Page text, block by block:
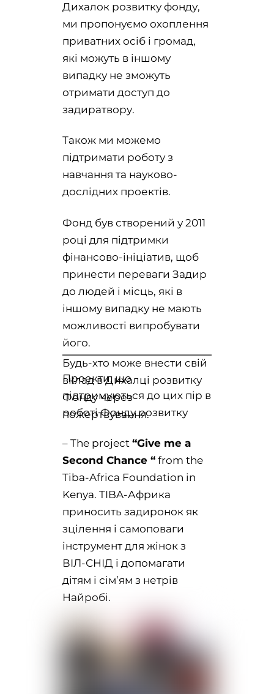
Дихалок розвитку фонду,
ми пропонуємо охоплення
приватних осіб і громад,
які можуть в іншому
випадку не зможуть
отримати доступ до
задиратвору.
Також ми можемо
підтримати роботу з
навчання та науково-
дослідних проектів.
Фонд був створений у 2011
році для підтримки
фінансово-ініціатив, щоб
принести переваги Задир
до людей і місць, які в
іншому випадку не мають
можливості випробувати
його.
Будь-хто може внести свій
вклад в Дихалці розвитку
Фонду через
пожертвування.
Проекти, що
підтримуються до цих пір в
роботі Фонду розвитку
– The project“Give me a
Second Chance “ from the
Tiba-Africa Foundation in
Kenya. TIBA-Африка
приносить задиронок як
зцілення і самоповаги
інструмент для жінок з
ВІЛ-СНІД і допомагати
дітям і сім’ям з нетрів
Найробі.